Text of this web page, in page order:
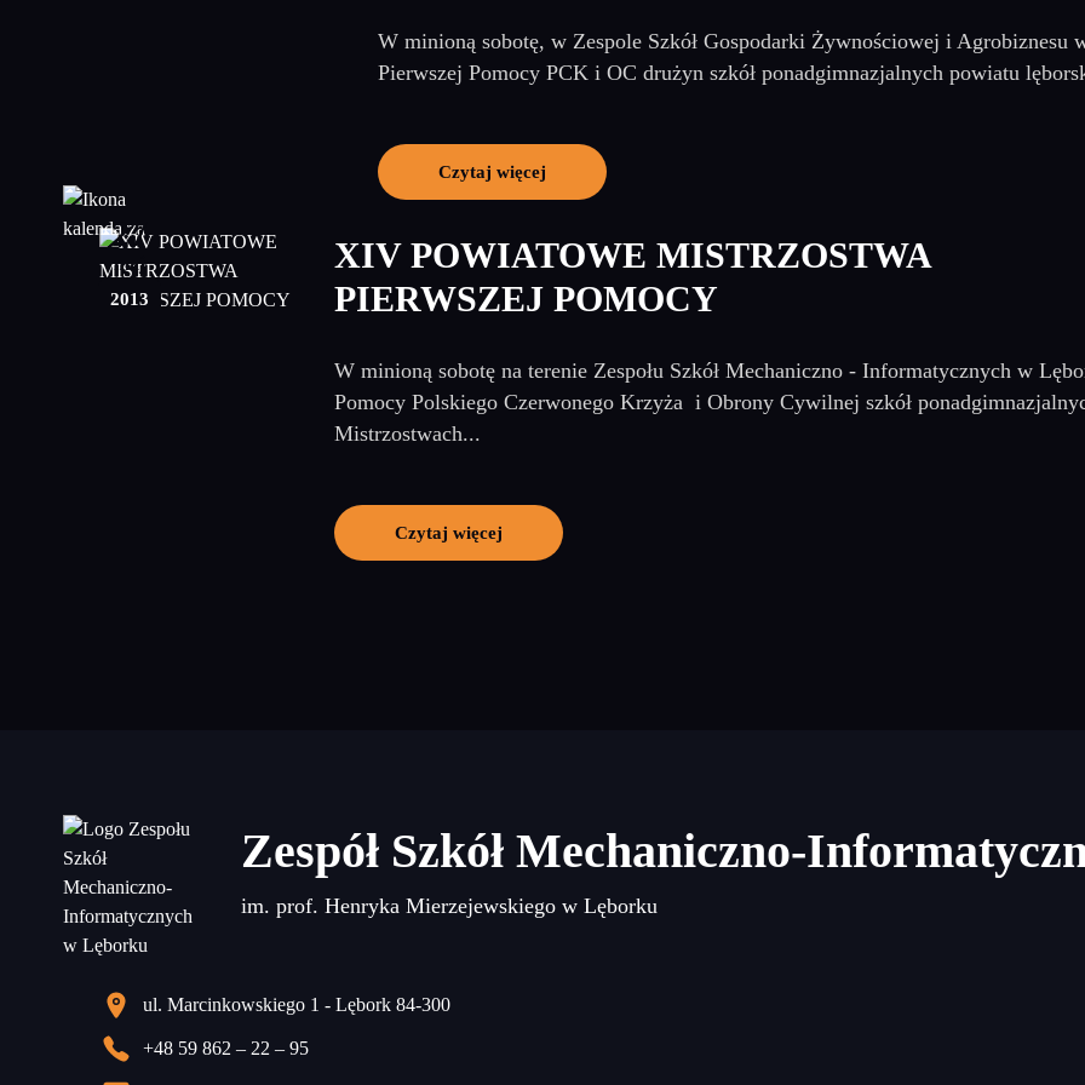
W minioną sobotę, w Zespole Szkół Gospodarki Żywnościowej i
Pierwszej Pomocy PCK i OC drużyn szkół ponadgimnazjalnych powiatu
Czytaj więcej
27
maj
2013
XIV POWIATOWE MISTRZOSTWA
PIERWSZEJ POMOCY
W minioną sobotę na terenie Zespołu Szkół Mechaniczno - Informatycznych w
Pomocy Polskiego Czerwonego Krzyża i Obrony Cywilnej szkół
Mistrzostwach...
Czytaj więcej
Zespół Szkół Mechaniczno-
im. prof. Henryka Mierzejewskiego w Lęborku
ul. Marcinkowskiego 1 - Lębork 84-300
+48 59 862 – 22 – 95